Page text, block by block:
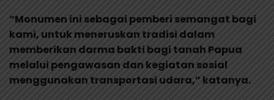
“Monumen ini sebagai pemberi semangat bagi
kami, untuk meneruskan tradisi dalam
memberikan darma bakti bagi tanah Papua
melalui pengawasan dan kegiatan sosial
menggunakan transportasi udara,” katanya.